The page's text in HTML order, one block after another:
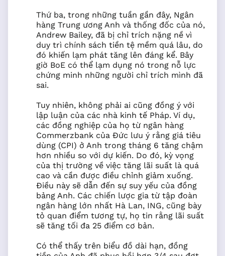
Thứ ba, trong những tuần gần đây, Ngân
hàng Trung ương Anh và thống đốc của nó,
Andrew Bailey, đã bị chỉ trích nặng nề vì
duy trì chính sách tiền tệ mềm quá lâu, do
đó khiến lạm phát tăng lên đáng kể. Bây
giờ BoE có thể lạm dụng nó trong nỗ lực
chứng minh những người chỉ trích mình đã
sai.
Tuy nhiên, không phải ai cũng đồng ý với
lập luận của các nhà kinh tế Pháp. Ví dụ,
các đồng nghiệp của họ từ ngân hàng
Commerzbank của Đức lưu ý rằng giá tiêu
dùng (CPI) ở Anh trong tháng 6 tăng chậm
hơn nhiều so với dự kiến. Do đó, kỳ vọng
của thị trường về việc tăng lãi suất là quá
cao và cần được điều chỉnh giảm xuống.
Điều này sẽ dẫn đến sự suy yếu của đồng
bảng Anh. Các chiến lược gia từ tập đoàn
ngân hàng lớn nhất Hà Lan, ING, cũng bày
tỏ quan điểm tương tự, họ tin rằng lãi suất
sẽ tăng tối đa 25 điểm cơ bản.
Có thể thấy trên biểu đồ dài hạn, đồng